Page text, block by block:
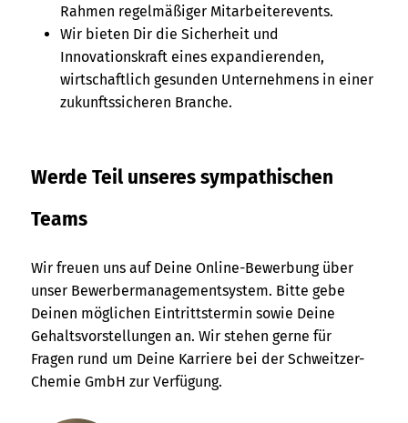
Rahmen regelmäßiger Mitarbeiterevents.
Wir bieten Dir die Sicherheit und
Innovationskraft eines expandierenden,
wirtschaftlich gesunden Unternehmens in einer
zukunftssicheren Branche.
Werde Teil unseres sympathischen
Teams
Wir freuen uns auf Deine Online-Bewerbung über
unser Bewerbermanagementsystem. Bitte gebe
Deinen möglichen Eintrittstermin sowie Deine
Gehaltsvorstellungen an. Wir stehen gerne für
Fragen rund um Deine Karriere bei der Schweitzer-
Chemie GmbH zur Verfügung.